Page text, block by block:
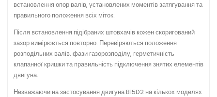
встановлення опор валів, установлених моментів затягування та
правильного положення всіх міток.
Після встановлення підібраних штовхачів кожен скоригований
зазор вимірюється повторно. Перевіряються положення
розподільних валів, фази газорозподілу, герметичність
клапанної кришки та правильність підключення знятих елементів
двигуна.
Незважаючи на застосування двигуна B15D2 на кількох моделях